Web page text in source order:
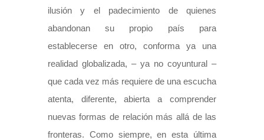
ilusión y el padecimiento de quienes
abandonan su propio país para
establecerse en otro, conforma ya una
realidad globalizada, – ya no coyuntural –
que cada vez más requiere de una escucha
atenta, diferente, abierta a comprender
nuevas formas de relación más allá de las
fronteras. Como siempre, en esta última